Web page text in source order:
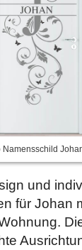
Namensschild
und
für Johan